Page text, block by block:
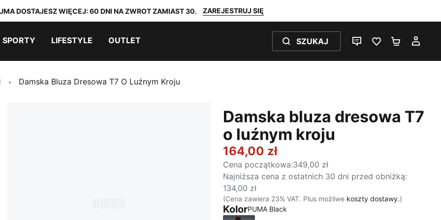
DOSTAJESZ WIĘCEJ: 60 DNI NA ZWROT ZAMIAST 30. ZAREJESTRUJ SIĘ
SPORTY LIFESTYLE OUTLET SZUKAJ
CZAT NA ŻYWO
ULUBIONE 0
KOSZYK
Damska Bluza Dresowa T7 O Luźnym Kroju
Damska bluza dresowa T7
o luźnym kroju
164,00 zł
Cena początkowa:349,00 zł
Najniższa cena z ostatnich 30 dni przed obniżką:
134,00 zł
(Cena zawiera 23% VAT. Plus możliwe koszty dostawy.)
KolorPUMA Black